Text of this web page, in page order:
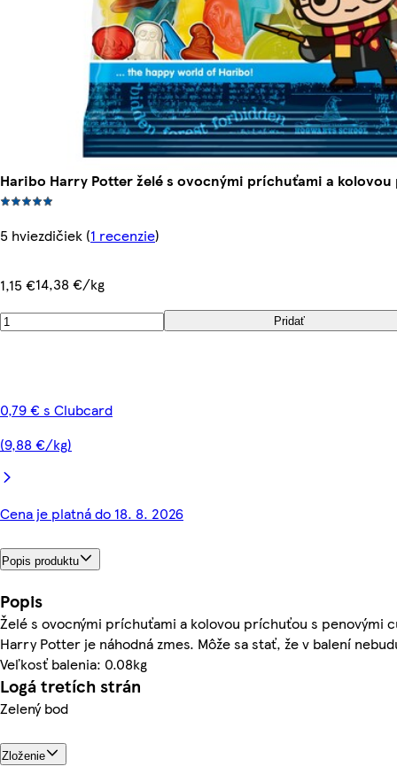
Haribo Harry Potter želé s ovocnými príchuťami a
5 hviezdičiek (1 recenzie)
1,15 €14,38 €/kg
Pridať
0,79 € s Clubcard
(9,88 €/kg)
Cena je platná do 18. 8. 2026
Popis produktu
Popis
Želé s ovocnými príchuťami a kolovou príchuťou s penovými
Harry Potter je náhodná zmes. Môže sa stať, že v balení
Veľkosť balenia: 0.08kg
Logá tretích strán
Zelený bod
Zloženie